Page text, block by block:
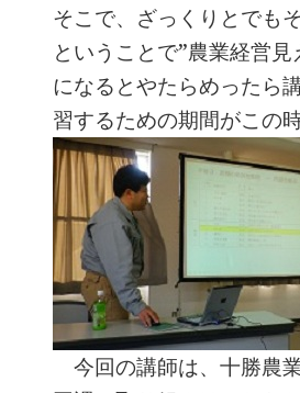
そこで、ざっくりとでも
ということで”農業経営
になるとやたらめったら
習するための期間がこの
今回の講師は、十勝農